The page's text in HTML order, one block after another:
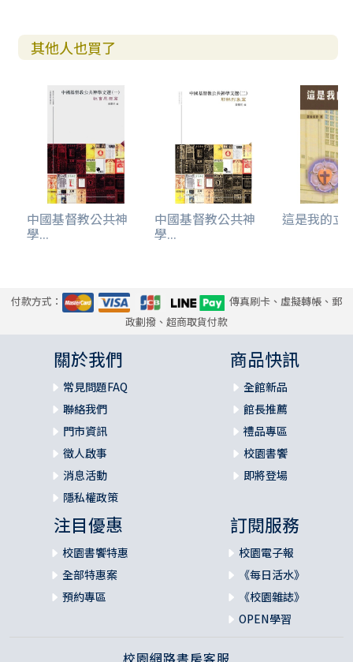
其他人也買了
中國基督教公共神
學...
中國基督教公共神
學...
這是我的立
付款方式：
傳真刷卡、虛擬轉帳、郵
政劃撥、超商取貨付款
關於我們
常見問題FAQ
聯絡我們
門市資訊
徵人啟事
消息活動
隱私權政策
商品快訊
全館新品
館長推薦
禮品專區
校園書饗
即將登場
注目優惠
校園書饗特惠
全部特惠案
預約專區
訂閱服務
校園電子報
《每日活水》
《校園雜誌》
OPEN學習